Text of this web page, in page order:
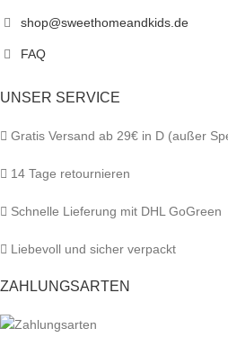
shop@sweethomeandkids.de
FAQ
UNSER SERVICE
Gratis Versand ab 29€ in D (außer
14 Tage retournieren
Schnelle Lieferung mit DHL GoGreen
Liebevoll und sicher verpackt
ZAHLUNGSARTEN